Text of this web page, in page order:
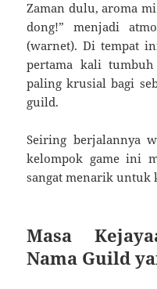
Zaman dulu, aroma
dong!” menjadi
(warnet). Di tempat
pertama kali
paling krusial bagi
guild.
Seiring berjalannya
kelompok game ini
sangat menarik untuk
Masa
Nama Guild